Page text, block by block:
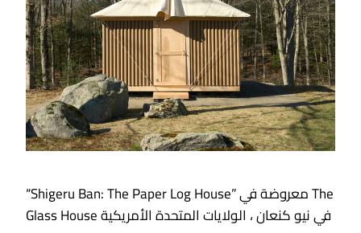
“Shigeru Ban: The Paper Log House” معروضة في The
Glass House في نيو كنعان ، الولايات المتحدة الأمريكية